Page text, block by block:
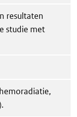
resultaten
studie met